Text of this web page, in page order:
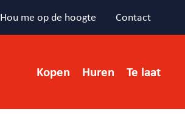
Hou me op de hoogte Contact
Kopen Huren Te laat